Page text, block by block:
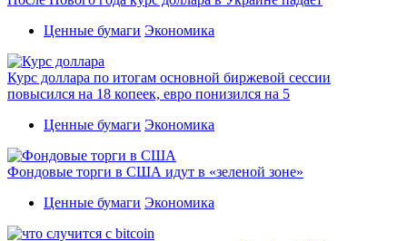
Ценные бумаги Экономика
Курс доллара по итогам основной биржевой сессии
повысился на 18 копеек, евро понизился на 5
Ценные бумаги Экономика
Фондовые торги в США идут в «зеленой зоне»
Ценные бумаги Экономика